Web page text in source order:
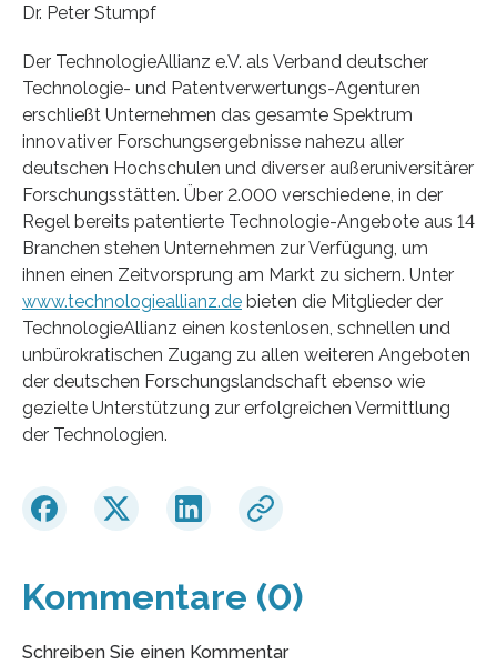
Dr. Peter Stumpf
Der TechnologieAllianz e.V. als Verband deutscher
Technologie- und Patentverwertungs-Agenturen
erschließt Unternehmen das gesamte Spektrum
innovativer Forschungsergebnisse nahezu aller
deutschen Hochschulen und diverser außeruniversitärer
Forschungsstätten. Über 2.000 verschiedene, in der
Regel bereits patentierte Technologie-Angebote aus 14
Branchen stehen Unternehmen zur Verfügung, um
ihnen einen Zeitvorsprung am Markt zu sichern. Unter
www.technologieallianz.de bieten die Mitglieder der
TechnologieAllianz einen kostenlosen, schnellen und
unbürokratischen Zugang zu allen weiteren Angeboten
der deutschen Forschungslandschaft ebenso wie
gezielte Unterstützung zur erfolgreichen Vermittlung
der Technologien.
Kommentare (0)
Schreiben Sie einen Kommentar